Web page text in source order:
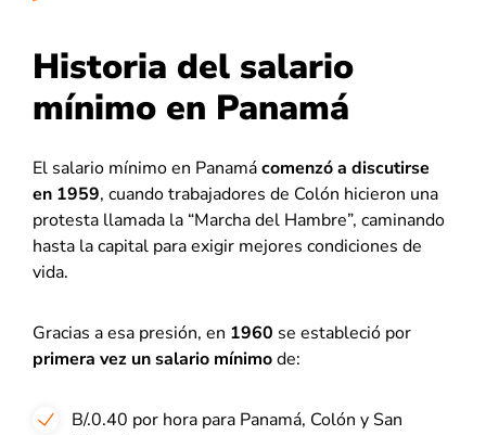
Historia del salario
mínimo en Panamá
El salario mínimo en Panamácomenzó a discutirse
en 1959, cuando trabajadores de Colón hicieron una
protesta llamada la “Marcha del Hambre”, caminando
hasta la capital para exigir mejores condiciones de
vida.
Gracias a esa presión, en 1960 se estableció por
primera vez un salario mínimode:
B/.0.40 por hora para Panamá, Colón y San